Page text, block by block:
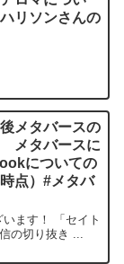
リソンさんの
メタバースの
メタバースに
についての
点）#メタバ
ます！ 「セイト
の切り抜き ...